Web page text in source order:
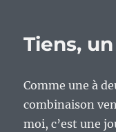
Tiens,
Comme une à
combinaison
moi, c’est une